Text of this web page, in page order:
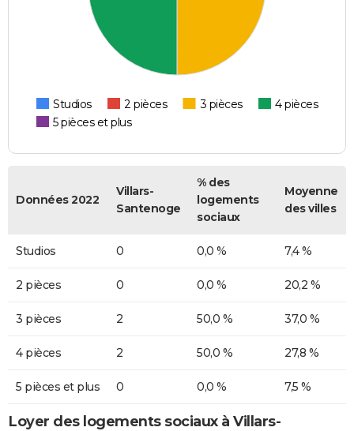
Studios 2 pièces 3 pièces
4 pièces
5 pièces et plus
Données 2022
Villars-
Santenoge
% des
logements
sociaux
Moyenne
des villes
Studios 0 0,0 % 7,4 %
2 pièces 0 0,0 % 20,2 %
3 pièces 2 50,0 % 37,0 %
4 pièces 2 50,0 % 27,8 %
5 pièces et plus 0 0,0 % 7,5 %
Loyer des logements sociaux à Villars-